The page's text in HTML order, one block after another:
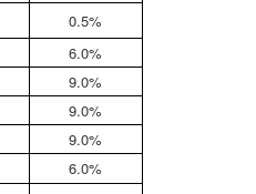
0.5%
6.0%
9.0%
9.0%
9.0%
6.0%